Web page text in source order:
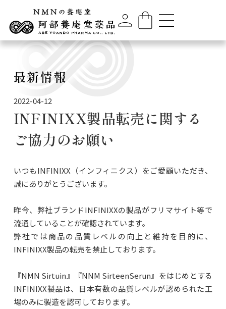
最新情報
2022-04-12
INFINIXX製品転売に関する
ご協力のお願い
いつもINFINIXX（インフィニクス）をご愛顧いただき、
誠にありがとうございます。
昨今、弊社ブランドINFINIXXの製品がフリマサイト等で
流通していることが確認されています。
弊社では商品の品質レベルの向上と維持を目的に、
INFINIXX製品の転売を禁止しております。
『NMN Sirtuin』『NNM SirteenSerun』をはじめとする
INFINIXX製品は、日本有数の品質レベルが認められた工
場のみに製造を認可しております。